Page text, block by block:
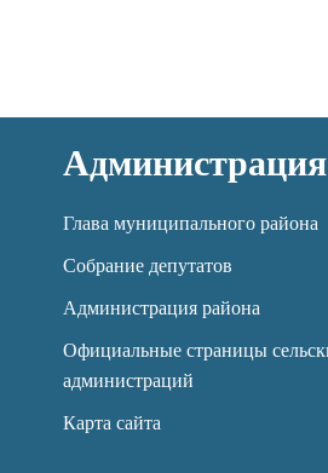
Администрация
Глава муниципального района
Собрание депутатов
Администрация района
Официальные страницы
администраций
Карта сайта